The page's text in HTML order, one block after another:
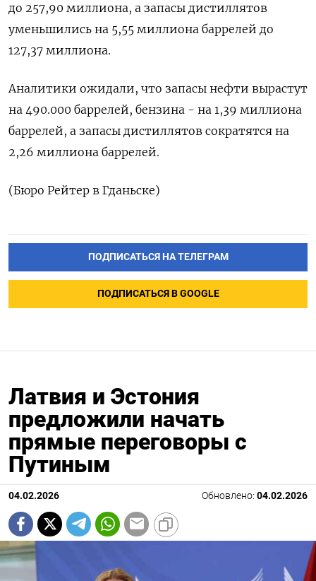
​до 257,90 миллиона, а запасы дистиллятов
уменьшились ⁠на 5,‍55 миллиона баррелей до
‌127,37 миллиона.
Аналитики ожидали, что запасы нефти вырастут
на 490.000 баррелей, бензина - на ‍1,‍39 миллиона
баррелей, а ‍запасы дистиллятов сократятся на
2,26 миллиона ⁠баррелей.
(Бюро Рейтер в Гданьске)
ПОДПИСАТЬСЯ НА ТЕЛЕГРАМ
ПОДПИСАТЬСЯ В GOOGLE
Латвия и Эстония
предложили начать
прямые переговоры с
Путиным
04.02.2026 Обновлено: 04.02.2026